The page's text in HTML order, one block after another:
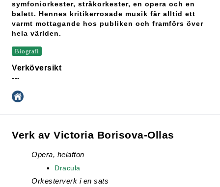
symfoniorkester, stråkorkester, en opera och en
balett. Hennes kritikerrosade musik får alltid ett
varmt mottagande hos publiken och framförs över
hela världen.
Biografi
Verköversikt
---
Verk av Victoria Borisova-Ollas
Opera, helafton
Dracula
Orkesterverk i en sats